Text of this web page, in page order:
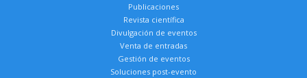
Publicaciones
Revista científica
Divulgación de eventos
Venta de entradas
Gestión de eventos
Soluciones post-evento